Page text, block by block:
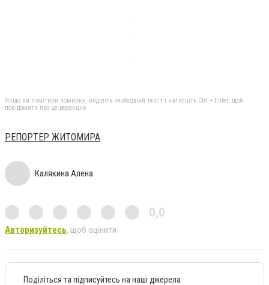
Якщо ви помітили помилку, виділіть необхідний текст і натисніть Ctrl + Enter, щоб
повідомити про це редакцію
РЕПОРТЕР ЖИТОМИРА
Калякина Алена
0,0
Авторизуйтесь, щоб оцінити
Поділіться та підписуйтесь на наші джерела